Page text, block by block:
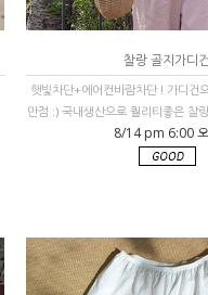
찰랑 골지가디
햇빛차단+에어컨바람차단 ! 가디건
만점 :) 국내생산으로 퀄리티좋은 찰
8/14 pm 6:00